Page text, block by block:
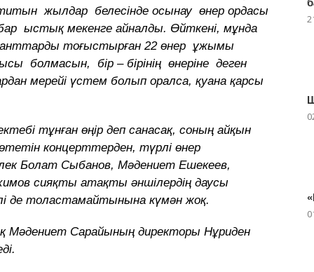
жылдар белесінде осынау өнер ордасы
ыстық мекенге айналды. Өйткені, мұнда
тоғыстырған 22 өнер ұжымы
болмасын, бір – бірінің өнеріне деген
мерейі үстем болып оралса, қуана қарсы
тұнған өңір деп санасақ, соның айқын
концерттерден, түрлі өнер
Болат Сыбанов, Мәдениет Ешекеев,
сияқты атақты әншілердің даусы
де толастамайтынына күмән жоқ.
Мәдениет Сарайының директоры Нұриден